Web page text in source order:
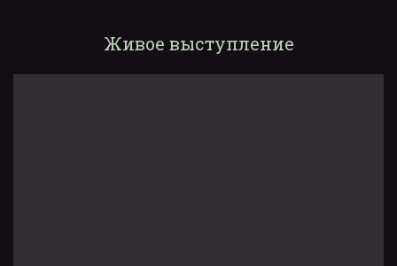
Живое выступление